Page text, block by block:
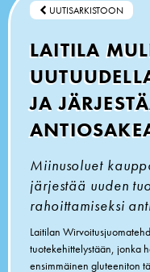
UUTISARKISTOON
LAITILA
JA
Miinusoluet
järjestää uuden
rahoittamiseksi
Laitilan
tuotekehittelystään, jonka
ensimmäinen gluteeniton